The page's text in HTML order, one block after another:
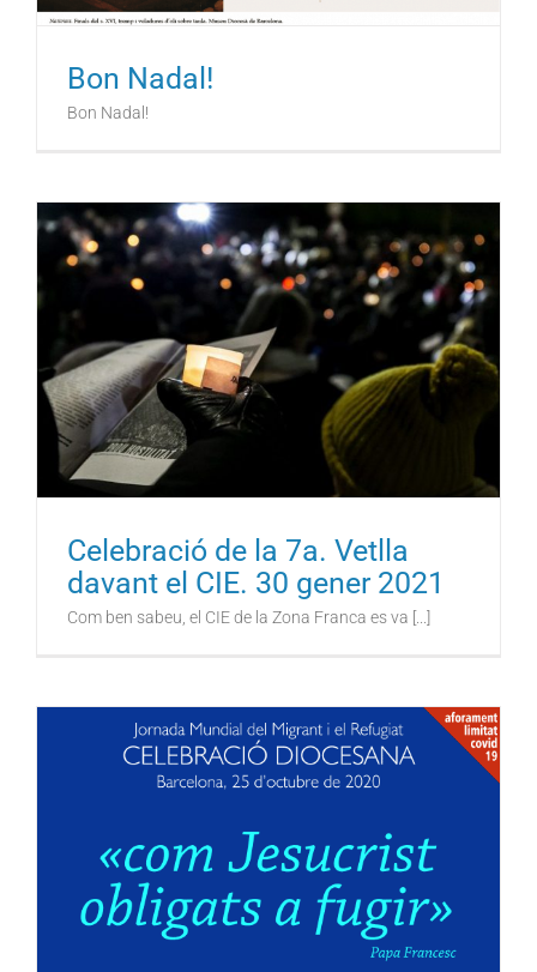
Bon Nadal!
Bon Nadal!
Celebració de la 7a. Vetlla
davant el CIE. 30 gener 2021
Com ben sabeu, el CIE de la Zona Franca es va [...]